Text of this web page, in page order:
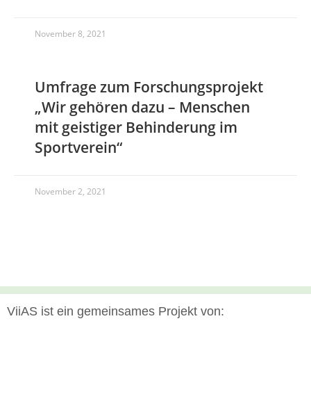
November 8, 2021
Umfrage zum Forschungsprojekt
„Wir gehören dazu – Menschen
mit geistiger Behinderung im
Sportverein“
November 2, 2021
ViiAS ist ein gemeinsames Projekt von: